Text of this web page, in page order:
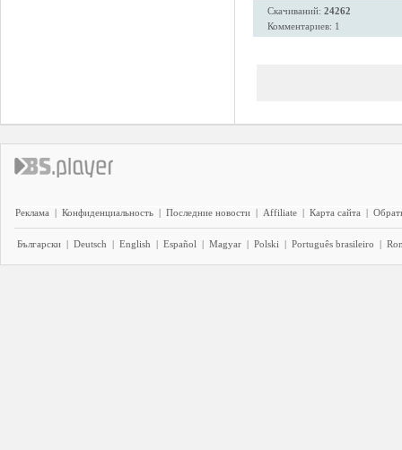
Скачиваний: 24262
Комментариев: 1
Реклама | Конфиденциальность | Последние новости | Affiliate | Карта сайта |
Български | Deutsch | English | Español | Magyar | Polski | Português brasileiro |